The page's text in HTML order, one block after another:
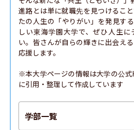
進路とは単に就職先を見つけるこ
たの人生の「やりがい」を発見す
しい東海学園大学で、ぜひ人生
い。皆さんが自らの輝きに出会え
応援します。
※本大学ページの情報は大学の公
に引用・整理して作成しています
学部一覧